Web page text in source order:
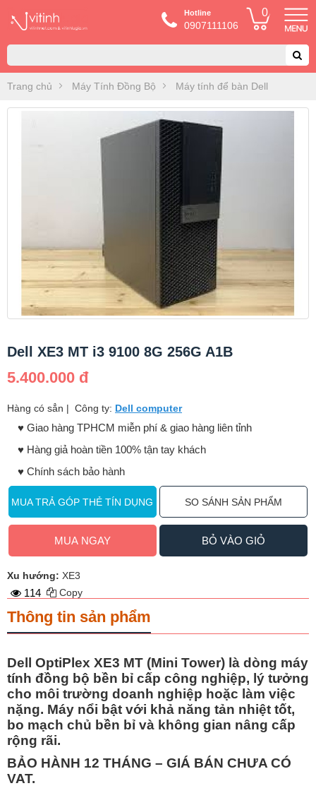
Hotline
0907111106
0
Trang chủ Máy Tính Đồng Bộ Máy tính để bàn Dell
Dell XE3 MT i3 9100 8G 256G A1B
5.400.000 đ
Hàng có sẳn | Công ty: Dell computer
♥️ Giao hàng TPHCM miễn phí & giao hàng liên tỉnh
♥️ Hàng giả hoàn tiền 100% tận tay khách
♥️ Chính sách bảo hành
MUA TRẢ GÓP THẺ TÍN DỤNG SO SÁNH SẢN PHẨM
MUA NGAY BỎ VÀO GIỎ
Xu hướng: XE3
114 Copy
Thông tin sản phẩm
Dell OptiPlex XE3 MT (Mini Tower) là dòng máy
tính đồng bộ bền bỉ cấp công nghiệp, lý tưởng
cho môi trường doanh nghiệp hoặc làm việc
nặng. Máy nổi bật với khả năng tản nhiệt tốt,
bo mạch chủ bền bỉ và không gian nâng cấp
rộng rãi.
BẢO HÀNH 12 THÁNG – GIÁ BÁN CHƯA CÓ
VAT.